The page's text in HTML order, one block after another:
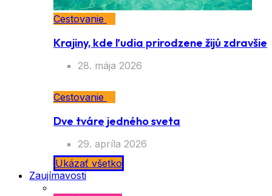
Cestovanie
Krajiny, kde ľudia prirodzene žijú zdravšie
28. mája 2026
Cestovanie
Dve tváre jedného sveta
29. apríla 2026
Ukázať všetko
Zaujímavosti